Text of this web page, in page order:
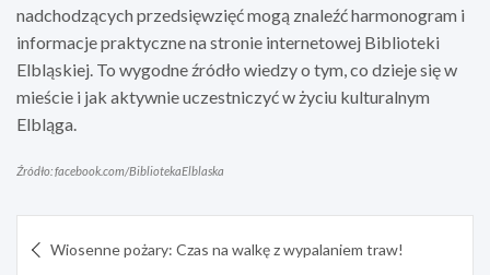
nadchodzących przedsięwzięć mogą znaleźć harmonogram i
informacje praktyczne na stronie internetowej Biblioteki
Elbląskiej. To wygodne źródło wiedzy o tym, co dzieje się w
mieście i jak aktywnie uczestniczyć w życiu kulturalnym
Elbląga.
Źródło: facebook.com/BibliotekaElblaska
wpisu
Wiosenne pożary: Czas na walkę z wypalaniem traw!